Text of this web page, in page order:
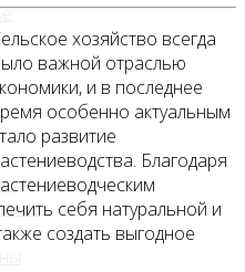
хозяйство всегда
важной отраслью
и в последнее
особенно актуальным
развитие
Благодаря
себя натуральной и
создать выгодное